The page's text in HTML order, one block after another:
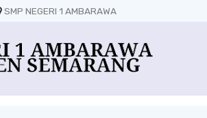
SMP NEGERI 1 AMBARAWA